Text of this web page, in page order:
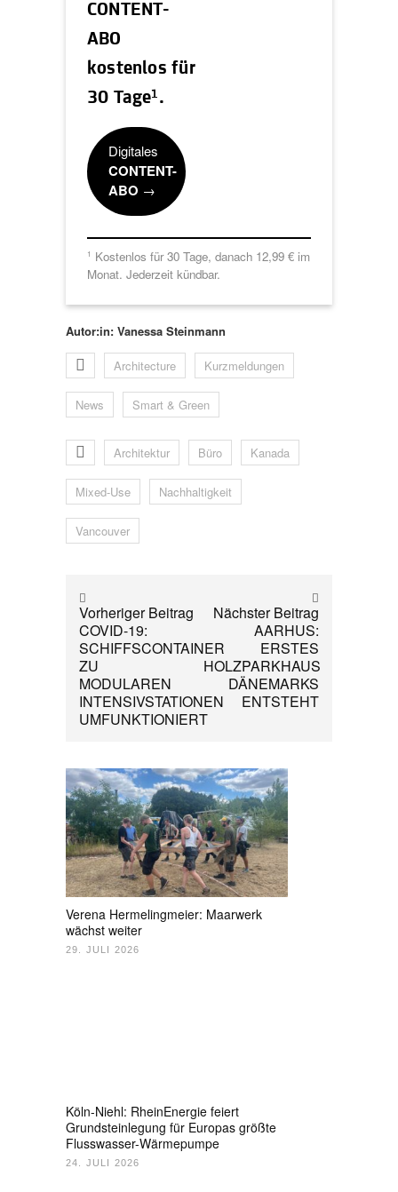
CONTENT-
ABO
kostenlos für
30 Tage1 .
Digitales
CONTENT-
ABO →
1 Kostenlos für 30 Tage, danach 12,99 € im
Monat. Jederzeit kündbar.
Autor:in: Vanessa Steinmann
Architecture Kurzmeldungen
News Smart & Green
Architektur Büro Kanada
Mixed-Use Nachhaltigkeit
Vancouver
Vorheriger Beitrag
COVID-19:
SCHIFFSCONTAINER
ZU
MODULAREN
INTENSIVSTATIONEN
UMFUNKTIONIERT
Nächster Beitrag
AARHUS:
ERSTES
HOLZPARKHAUS
DÄNEMARKS
ENTSTEHT
Verena Hermelingmeier: Maarwerk
wächst weiter
29. JULI 2026
Köln-Niehl: RheinEnergie feiert
Grundsteinlegung für Europas größte
Flusswasser-Wärmepumpe
24. JULI 2026